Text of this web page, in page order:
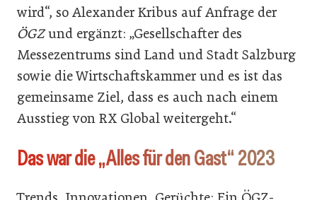
wird“, so Alexander Kribus auf Anfrage der
ÖGZund ergänzt: „Gesellschafter des
Messezentrums sind Land und Stadt Salzburg
sowie die Wirtschaftskammer und es ist das
gemeinsame Ziel, dass es auch nach einem
Ausstieg von RX Global weitergeht.“
Das war die „Alles für den Gast“ 2023